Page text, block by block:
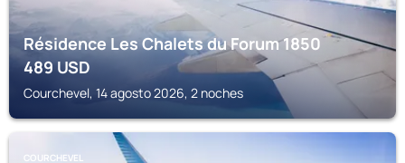
Résidence Les Chalets du Forum 1850
489USD
Courchevel, 14 agosto 2026, 2 noches
COURCHEVEL